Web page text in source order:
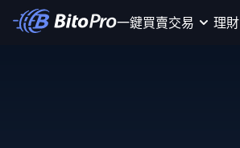
一鍵買賣交易 理財